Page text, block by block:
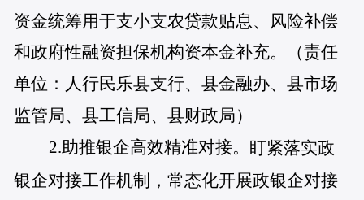
资金统筹用于支小支农贷款贴息、风险补偿
和政府性融资担保机构资本金补充。（责任
单位：人行民乐县支行、县金融办、县市场
监管局、县工信局、县财政局）
2.助推银企高效精准对接。 盯紧落实政
银企对接工作机制，常态化开展政银企对接